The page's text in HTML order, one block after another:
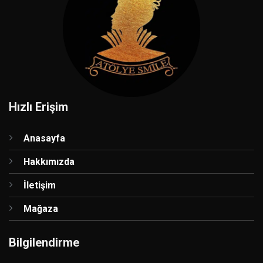
Hızlı Erişim
Anasayfa
Hakkımızda
İletişim
Mağaza
Bilgilendirme